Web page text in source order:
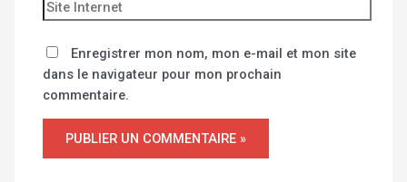
Enregistrer mon nom, mon e-mail et mon site
dans le navigateur pour mon prochain
commentaire.